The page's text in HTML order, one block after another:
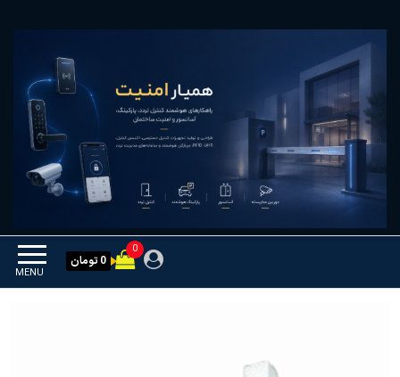
همیار امنیت
MENU
0
0 تومان